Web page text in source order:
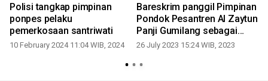
Polisi tangkap pimpinan
ponpes pelaku
pemerkosaan santriwati
10 February 2024 11:04 WIB, 2024
Bareskrim panggil Pimpinan
Pondok Pesantren Al Zaytun
Panji Gumilang sebagai
saksi penistaan agama
26 July 2023 15:24 WIB, 2023